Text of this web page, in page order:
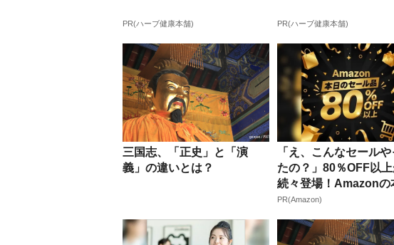
PR(ハーブ健康本舗) PR(ハーブ健康本舗)
三国志、「正史」と「演
義」の違いとは？
「え、こんなセールや
たの？」80％OFF以
続々登場！Amazonの
が...
PR(Amazon)